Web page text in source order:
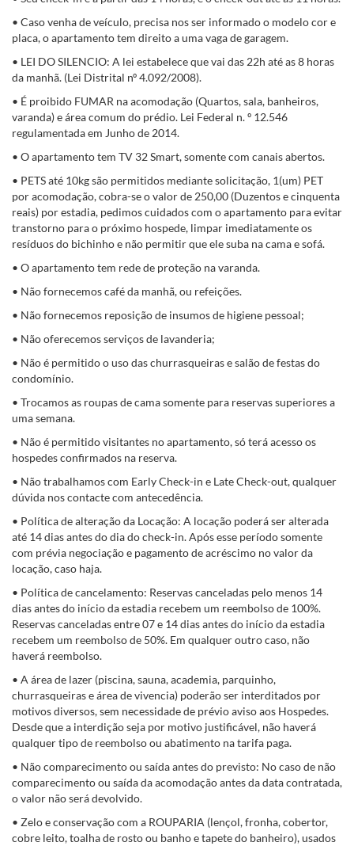
• Caso venha de veículo, precisa nos ser informado o modelo cor e
placa, o apartamento tem direito a uma vaga de garagem.
• LEI DO SILENCIO: A lei estabelece que vai das 22h até as 8 horas
da manhã. (Lei Distrital nº 4.092/2008).
• É proibido FUMAR na acomodação (Quartos, sala, banheiros,
varanda) e área comum do prédio. Lei Federal n. º 12.546
regulamentada em Junho de 2014.
• O apartamento tem TV 32 Smart, somente com canais abertos.
• PETS até 10kg são permitidos mediante solicitação, 1(um) PET
por acomodação, cobra-se o valor de 250,00 (Duzentos e cinquenta
reais) por estadia, pedimos cuidados com o apartamento para evitar
transtorno para o próximo hospede, limpar imediatamente os
resíduos do bichinho e não permitir que ele suba na cama e sofá.
• O apartamento tem rede de proteção na varanda.
• Não fornecemos café da manhã, ou refeições.
• Não fornecemos reposição de insumos de higiene pessoal;
• Não oferecemos serviços de lavanderia;
• Não é permitido o uso das churrasqueiras e salão de festas do
condomínio.
• Trocamos as roupas de cama somente para reservas superiores a
uma semana.
• Não é permitido visitantes no apartamento, só terá acesso os
hospedes confirmados na reserva.
• Não trabalhamos com Early Check-in e Late Check-out, qualquer
dúvida nos contacte com antecedência.
• Política de alteração da Locação: A locação poderá ser alterada
até 14 dias antes do dia do check-in. Após esse período somente
com prévia negociação e pagamento de acréscimo no valor da
locação, caso haja.
• Política de cancelamento: Reservas canceladas pelo menos 14
dias antes do início da estadia recebem um reembolso de 100%.
Reservas canceladas entre 07 e 14 dias antes do início da estadia
recebem um reembolso de 50%. Em qualquer outro caso, não
haverá reembolso.
• A área de lazer (piscina, sauna, academia, parquinho,
churrasqueiras e área de vivencia) poderão ser interditados por
motivos diversos, sem necessidade de prévio aviso aos Hospedes.
Desde que a interdição seja por motivo justificável, não haverá
qualquer tipo de reembolso ou abatimento na tarifa paga.
• Não comparecimento ou saída antes do previsto: No caso de não
comparecimento ou saída da acomodação antes da data contratada,
o valor não será devolvido.
• Zelo e conservação com a ROUPARIA (lençol, fronha, cobertor,
cobre leito, toalha de rosto ou banho e tapete do banheiro), usados